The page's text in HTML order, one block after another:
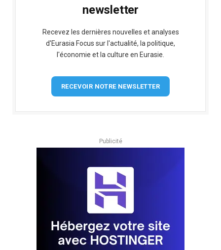
newsletter
Recevez les dernières nouvelles et analyses
d'Eurasia Focus sur l'actualité, la politique,
l'économie et la culture en Eurasie.
RECEVOIR NOTRE NEWSLETTER
Publicité